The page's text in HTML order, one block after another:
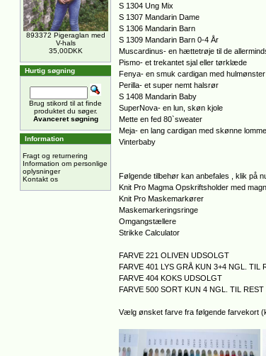
893372 Pigeraglan med
V-hals
35,00DKK
Hurtig søgning
Brug stikord til at finde
produktet du søger.
Avanceret søgning
Information
Fragt og returnering
Information om personlige
oplysninger
Kontakt os
S 1304 Ung Mix
S 1307 Mandarin Dame
S 1306 Mandarin Barn
S 1309 Mandarin Barn 0-4 År
Muscardinus- en hættetrøje til de
Pismo- et trekantet sjal eller tørklæde
Fenya- en smuk cardigan med hulmønster
Perilla- et super nemt halsrør
S 1408 Mandarin Baby
SuperNova- en lun, skøn kjole
Mette en fed 80`sweater
Meja- en lang cardigan med skønne
Vinterbaby
Følgende tilbehør kan anbefales , klik på
Knit Pro Magma Opskriftsholder med
Knit Pro Maskemarkører
Maskemarkeringsringe
Omgangstællere
Strikke Calculator
FARVE 221 OLIVEN UDSOLGT
FARVE 401 LYS GRÅ KUN 3+4 NGL. TIL
FARVE 404 KOKS UDSOLGT
FARVE 500 SORT KUN 4 NGL. TIL REST
Vælg ønsket farve fra følgende farvekort